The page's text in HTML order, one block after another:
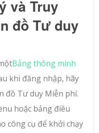
và Truy
đồ Tư duy
Bảng thông minh
khi đăng nhập, hãy
đồ Tư duy Miễn phí.
hoặc bảng điều
công cụ để khởi chạy